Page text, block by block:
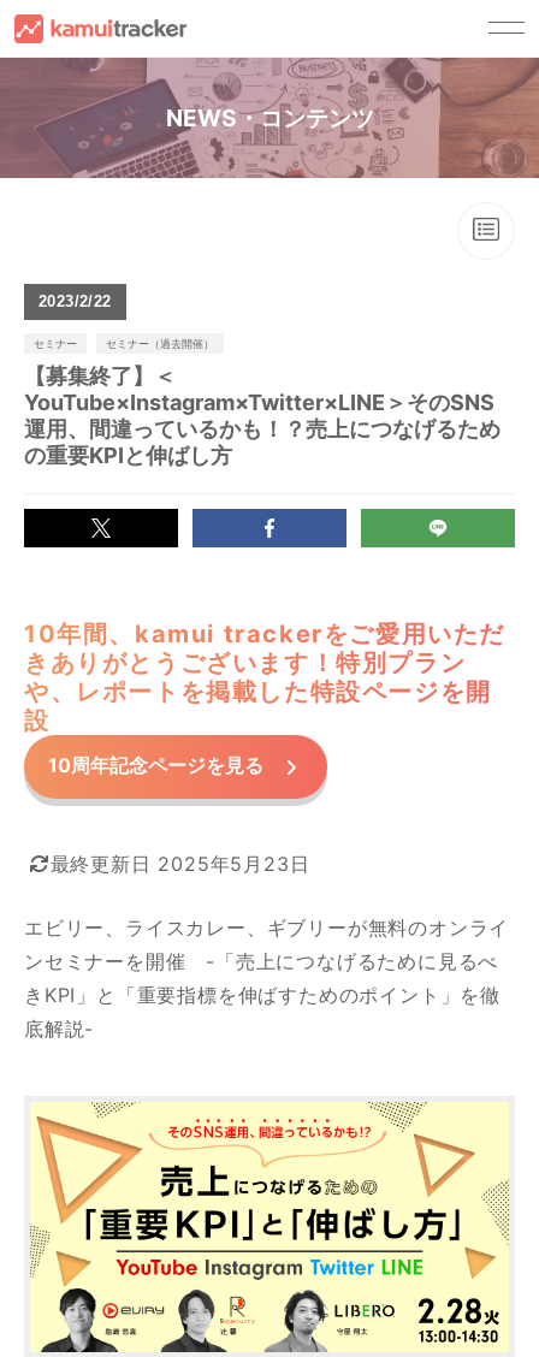
NEWS・コンテンツ
2023 2/22
セミナー セミナー（過去開催）
【募集終了】＜
YouTube×Instagram×Twitter×LINE＞そのSNS
運用、間違っているかも！？売上につなげるため
の重要KPIと伸ばし方
10年間、kamui trackerをご愛用いただ
きありがとうございます！特別プラン
や、レポートを掲載した特設ページを開
設
10周年記念ページを見る
最終更新日 2025年5月23日
エビリー、ライスカレー、ギブリーが無料のオンライ
ンセミナーを開催 -「売上につなげるために見るべ
きKPI」と「重要指標を伸ばすためのポイント」を徹
底解説-
カテゴリー
NEWS
セミナー
セミナー（過去開催）
ノウハウ
プレスリリース
調査・分析
YouTubeマーケティング支援
kamuitrackerとは？
サービス一覧
kamui trackerとは
キャスティングサービス
顧客別ソリューション
YouTuberの方へ
導入事例
ご利用ガイド
FAQ
セミナー
ノウハウ
NEWS
お問い合わせ
法人の方
YouTuberの方
登 録